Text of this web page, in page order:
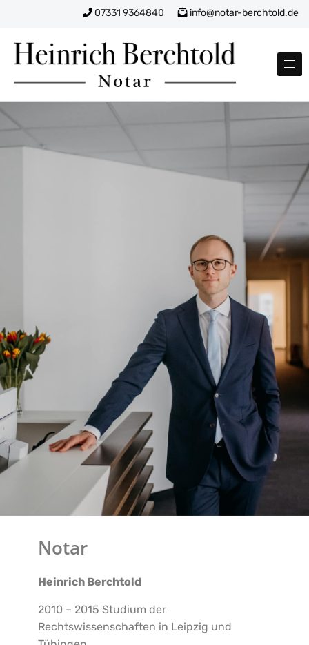
07331 9364840 info@notar-berchtold.de
Heinrich Berchtold
Notar
Heinrich Berchtold
2010 – 2015 Studium der
Rechtswissenschaften in Leipzig und